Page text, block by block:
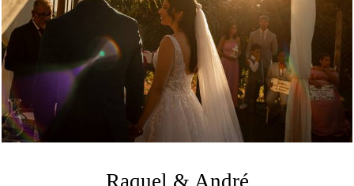
Raquel & André